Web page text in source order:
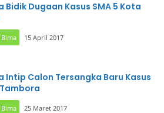
Bidik Dugaan Kasus SMA 5 Kota
15 April 2017
Intip Calon Tersangka Baru Kasus
25 Maret 2017